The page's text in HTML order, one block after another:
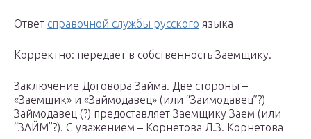
Ответ справочной службы русского языка
Корректно: передает в собственность Заемщику.
Заключение Договора Займа. Две стороны –
«Заемщик» и «Займодавец» (или “Заимодавец”?)
Займодавец (?) предоставляет Заемщику Заем (или
“ЗАЙМ”?). С уважением – Корнетова Л.З. Корнетова